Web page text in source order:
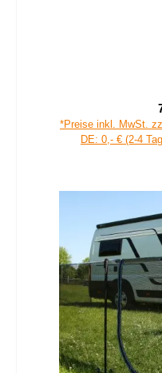
*Preise inkl. MwSt.
DE: 0,- € (2-4